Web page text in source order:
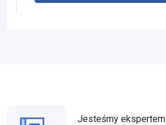
Jesteśmy ekspertem